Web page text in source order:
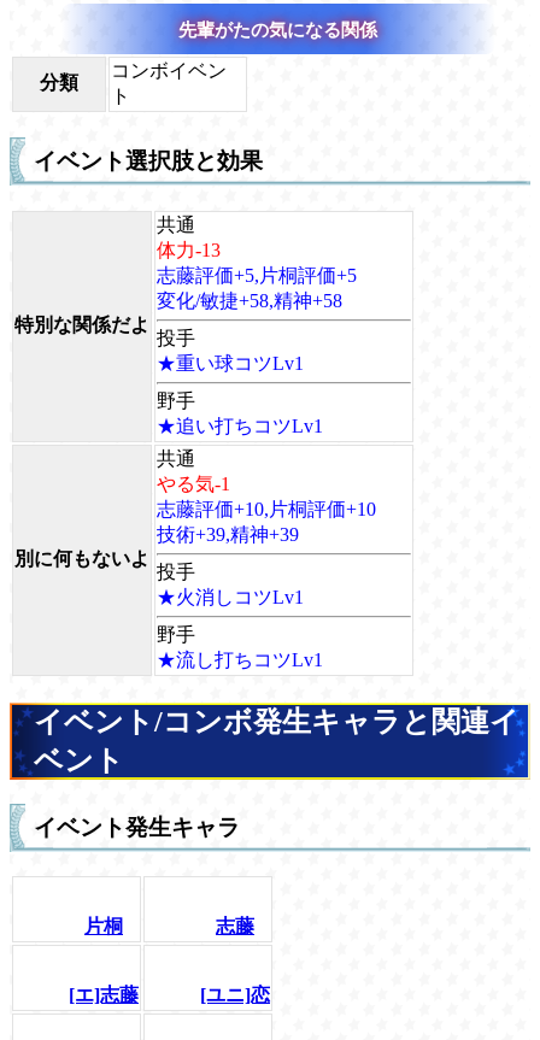
先輩がたの気になる関係
分類
コンボイベン
ト
イベント選択肢と効果
特別な関係だよ
共通
体力-13
志藤評価+5,片桐評価+5
変化/敏捷+58,精神+58
投手
★重い球コツLv1
野手
★追い打ちコツLv1
別に何もないよ
共通
やる気-1
志藤評価+10,片桐評価+10
技術+39,精神+39
投手
★火消しコツLv1
野手
★流し打ちコツLv1
イベント/コンボ発生キャラと関連イ
ベント
イベント発生キャラ
片桐 志藤
[エ]志藤 [ユニ]恋